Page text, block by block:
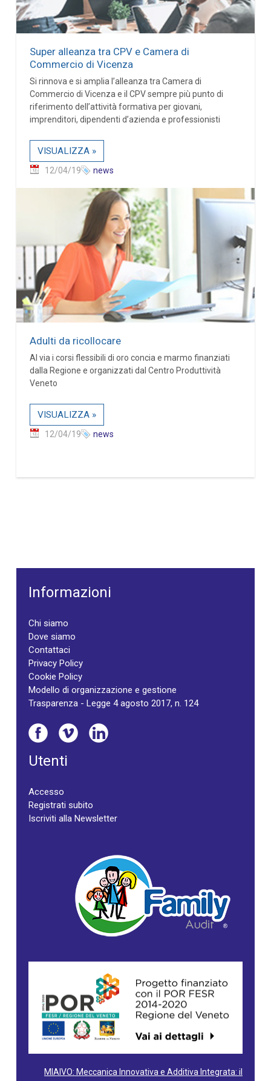
Super alleanza tra CPV e Camera di
Commercio di Vicenza
Si rinnova e si amplia l’alleanza tra Camera di
Commercio di Vicenza e il CPV sempre più punto di
riferimento dell’attività formativa per giovani,
imprenditori, dipendenti d’azienda e professionisti
VISUALIZZA »
12/04/19 news
Adulti da ricollocare
Al via i corsi flessibili di oro concia e marmo finanziati
dalla Regione e organizzati dal Centro Produttività
Veneto
VISUALIZZA »
12/04/19 news
Informazioni
Chi siamo
Dove siamo
Contattaci
Privacy Policy
Cookie Policy
Modello di organizzazione e gestione
Trasparenza - Legge 4 agosto 2017, n. 124
Utenti
Accesso
Registrati subito
Iscriviti alla Newsletter
MIAIVO: Meccanica Innovativa e Additiva Integrata: il